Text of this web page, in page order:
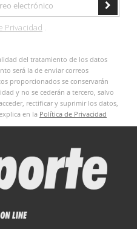
Privacidad .
del tratamiento de los datos
será la de enviar correos
proporcionados se conservarán
y no se cederán a tercero, salvo
rectificar y suprimir los datos,
en la Política de Privacidad